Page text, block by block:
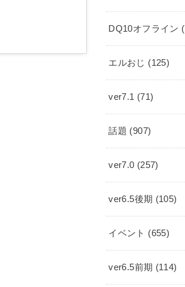
DQ10オフライン
エルおじ (125)
ver7.1 (71)
話題 (907)
ver7.0 (257)
ver6.5後期 (105)
イベント (655)
ver6.5前期 (114)